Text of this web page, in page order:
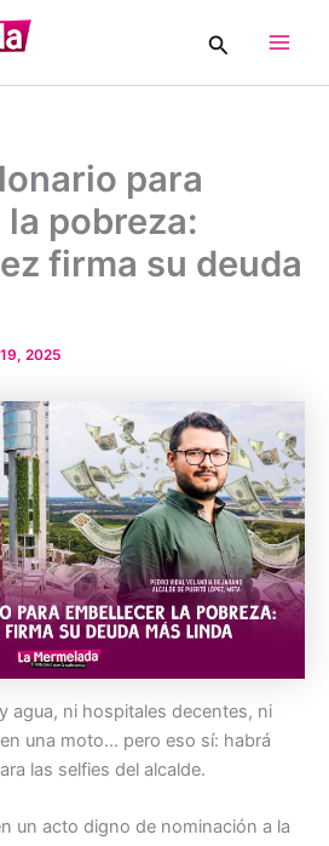
Buscar
para
pobreza:
firma su deuda
2025
agua, ni hospitales decentes, ni
una moto… pero eso sí: habrá
las selfies del alcalde.
un acto digno de nominación a la